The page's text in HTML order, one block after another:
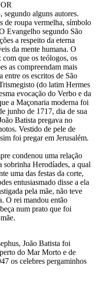
segundo alguns autores.
de roupa vermelha, símbolo
Evangelho segundo São
a respeito da eterna
da mente humana. O
com que os teólogos, os
as compreendam mais
entre os escritos de São
(do latim Hermes
evocação do Verbo e da
a Maçonaria moderna foi
junho de 1717, dia de sua
Batista pregava no
Vestido de pele de
foi pregar em Jerusalém.
condenou uma relação
sobrinha Herodíades, a qual
uma das festas da corte,
entusiasmado disse a ela
pela mãe, não teve
O rei mandou então
num prato que foi
João Batista foi
do Mar Morto e de
os celebres pergaminhos